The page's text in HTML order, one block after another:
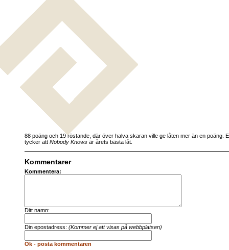
88 poäng och 19 röstande, där över halva skaran ville ge låten mer än en poäng.
tycker att Nobody Knows är årets bästa låt.
Kommentarer
Kommentera:
Ditt namn:
Din epostadress: (Kommer ej att visas på webbplatsen)
Ok - posta kommentaren